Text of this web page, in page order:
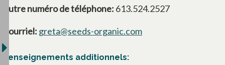
Autre numéro de téléphone: 613.524.2527
Courriel: greta@seeds-organic.com
Renseignements additionnels: